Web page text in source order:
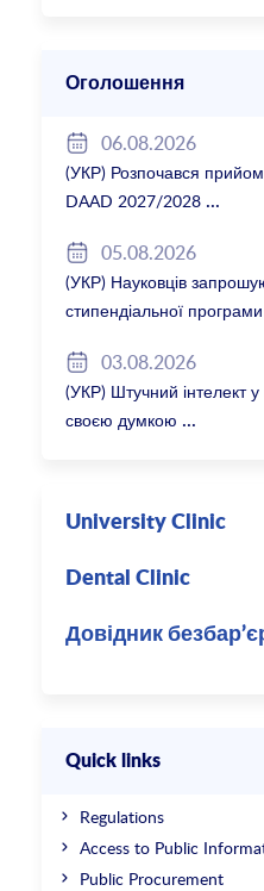
Оголошення
06.08.2026
(УКР) Розпочався прийом
DAAD 2027/2028
05.08.2026
(УКР) Науковців
стипендіальної
03.08.2026
(УКР) Штучний інтелект у
своєю думкою
University Clinic
Dental Clinic
Довідник
Quick links
Regulations
Access to Public
Public Procurement